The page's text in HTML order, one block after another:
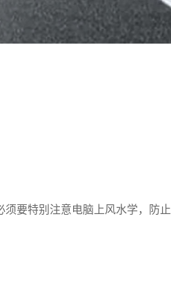
要特别注意电脑上风水学，防止